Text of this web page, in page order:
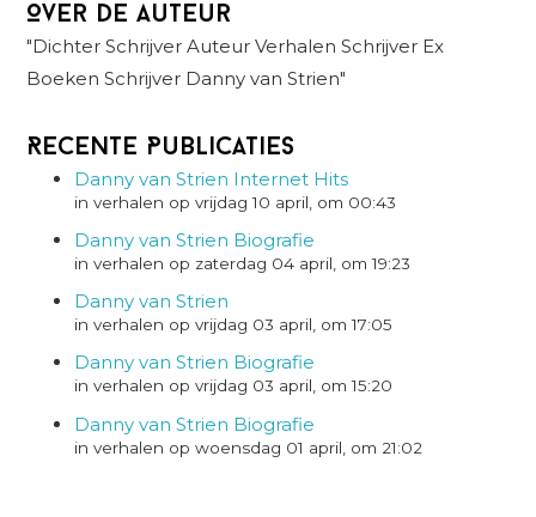
Over de auteur
"Dichter Schrijver Auteur Verhalen Schrijver Ex
Boeken Schrijver Danny van Strien"
Recente Publicaties
Danny van Strien Internet Hits
in verhalen op vrijdag 10 april, om 00:43
Danny van Strien Biografie
in verhalen op zaterdag 04 april, om 19:23
Danny van Strien
in verhalen op vrijdag 03 april, om 17:05
Danny van Strien Biografie
in verhalen op vrijdag 03 april, om 15:20
Danny van Strien Biografie
in verhalen op woensdag 01 april, om 21:02